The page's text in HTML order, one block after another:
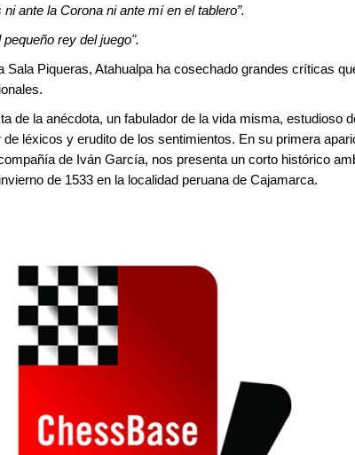
ante la Corona ni ante mí en el tablero”.
rey del juego".
Sala Piqueras, Atahualpa ha cosechado grandes críticas
de la anécdota, un fabulador de la vida misma, estudioso
léxicos y erudito de los sentimientos. En su primera
de Iván García, nos presenta un corto histórico
de 1533 en la localidad peruana de Cajamarca.